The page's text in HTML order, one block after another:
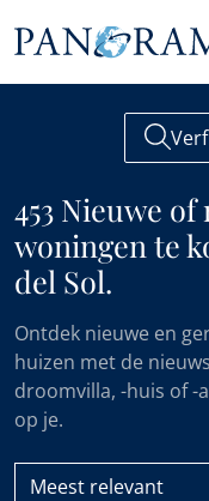
453 Nieuwe
woningen te
del Sol.
Ontdek nieuwe en
huizen met de
droomvilla, -huis of -
op je.
Meest relevant